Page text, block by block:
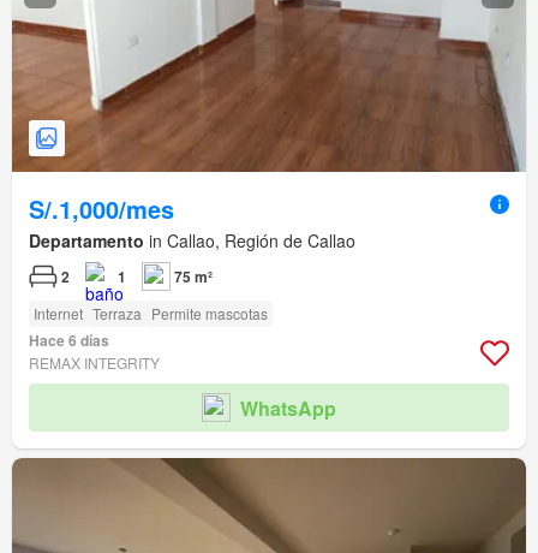
S/.1,000/mes
Departamento in Callao, Región de Callao
2 1 75 m²
Internet Terraza Permite mascotas
Hace 6 días
REMAX INTEGRITY
WhatsApp